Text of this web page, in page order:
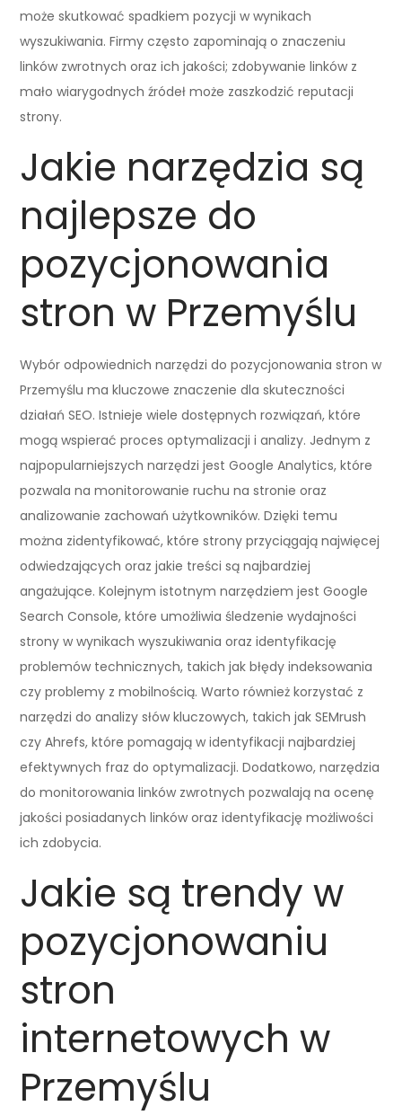
może skutkować spadkiem pozycji w wynikach
wyszukiwania. Firmy często zapominają o znaczeniu
linków zwrotnych oraz ich jakości; zdobywanie linków z
mało wiarygodnych źródeł może zaszkodzić reputacji
strony.
Jakie narzędzia są
najlepsze do
pozycjonowania
stron w Przemyślu
Wybór odpowiednich narzędzi do pozycjonowania stron w
Przemyślu ma kluczowe znaczenie dla skuteczności
działań SEO. Istnieje wiele dostępnych rozwiązań, które
mogą wspierać proces optymalizacji i analizy. Jednym z
najpopularniejszych narzędzi jest Google Analytics, które
pozwala na monitorowanie ruchu na stronie oraz
analizowanie zachowań użytkowników. Dzięki temu
można zidentyfikować, które strony przyciągają najwięcej
odwiedzających oraz jakie treści są najbardziej
angażujące. Kolejnym istotnym narzędziem jest Google
Search Console, które umożliwia śledzenie wydajności
strony w wynikach wyszukiwania oraz identyfikację
problemów technicznych, takich jak błędy indeksowania
czy problemy z mobilnością. Warto również korzystać z
narzędzi do analizy słów kluczowych, takich jak SEMrush
czy Ahrefs, które pomagają w identyfikacji najbardziej
efektywnych fraz do optymalizacji. Dodatkowo, narzędzia
do monitorowania linków zwrotnych pozwalają na ocenę
jakości posiadanych linków oraz identyfikację możliwości
ich zdobycia.
Jakie są trendy w
pozycjonowaniu
stron
internetowych w
Przemyślu